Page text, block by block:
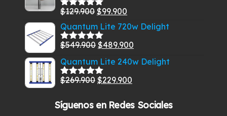
era:
$459.900.
Valorado
5
$129.900 El
precio
original
era:
$129.900.
$99.900
precio
es:
$99.900.
Quantum Lite 720w Delight
Valorado
5
$549.900 El
precio
original
era:
$489.900
precio
Quantum Lite 240w Delight
Valorado
$269.900 El
original
$229.900
actual
Síguenos en Redes Sociales